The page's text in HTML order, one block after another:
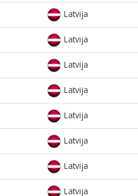
Latvija
Latvija
Latvija
Latvija
Latvija
Latvija
Latvija
Latvija